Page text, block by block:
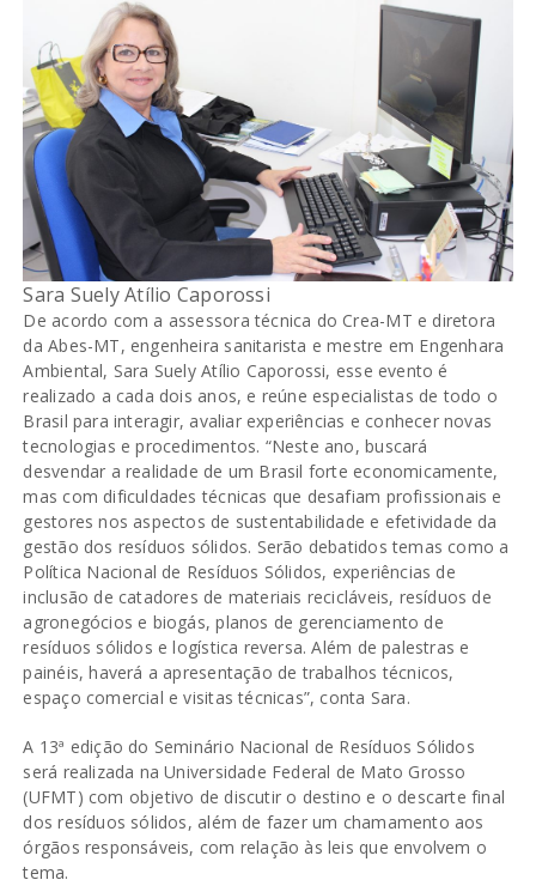
Sara Suely Atílio Caporossi
De acordo com a assessora técnica do Crea-MT e diretora
da Abes-MT, engenheira sanitarista e mestre em Engenhara
Ambiental, Sara Suely Atílio Caporossi, esse evento é
realizado a cada dois anos, e reúne especialistas de todo o
Brasil para interagir, avaliar experiências e conhecer novas
tecnologias e procedimentos. “Neste ano, buscará
desvendar a realidade de um Brasil forte economicamente,
mas com dificuldades técnicas que desafiam profissionais e
gestores nos aspectos de sustentabilidade e efetividade da
gestão dos resíduos sólidos. Serão debatidos temas como a
Política Nacional de Resíduos Sólidos, experiências de
inclusão de catadores de materiais recicláveis, resíduos de
agronegócios e biogás, planos de gerenciamento de
resíduos sólidos e logística reversa. Além de palestras e
painéis, haverá a apresentação de trabalhos técnicos,
espaço comercial e visitas técnicas”, conta Sara.
A 13ª edição do Seminário Nacional de Resíduos Sólidos
será realizada na Universidade Federal de Mato Grosso
(UFMT) com objetivo de discutir o destino e o descarte final
dos resíduos sólidos, além de fazer um chamamento aos
órgãos responsáveis, com relação às leis que envolvem o
tema.